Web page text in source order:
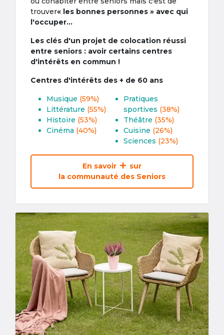
trouver« les bonnes personnes » avec qui
l'occuper...
Les clés d'un projet de colocation réussi
entre seniors : avoir certains centres
d'intérêts en commun !
Centres d'intérêts des + de 60 ans
Musique (59%)
Littérature (55%)
Histoire (53%)
Cinéma (40%)
Pratiques
sportives (38%)
Théâtre (35%)
Cuisine (26%)
Sciences (23%)
En savoir
sur
la communauté des Seniors